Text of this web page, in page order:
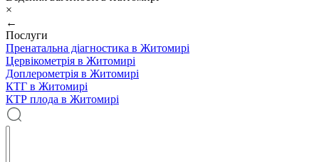
×
←
Послуги
Пренатальна діагностика в Житомирі
Цервікометрія в Житомирі
Доплерометрія в Житомирі
КТГ в Житомирі
КТР плода в Житомирі